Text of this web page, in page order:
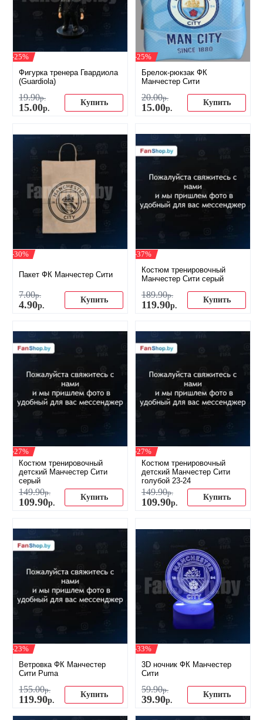
-25%
Фигурка тренера Гвардиола
(Guardiola)
19.90р.
15.00р.
Купить
-25%
Брелок-рюкзак ФК
Манчестер Сити
20.00р.
15.00р.
Купить
-30%
Пакет ФК Манчестер Сити
7.00р.
4.90р.
Купить
-37%
Костюм тренировочный
Манчестер Сити серый
189.90р.
119.90р.
Купить
-27%
Костюм тренировочный
детский Манчестер Сити
серый
149.90р.
109.90р.
Купить
-27%
Костюм тренировочный
детский Манчестер Сити
голубой 23-24
149.90р.
109.90р.
Купить
-23%
Ветровка ФК Манчестер
Сити Puma
155.00р.
119.90р.
Купить
-33%
3D ночник ФК Манчестер
Сити
59.90р.
39.90р.
Купить